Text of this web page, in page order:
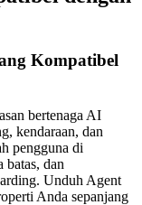
Kompatibel
bertenaga AI
kendaraan, dan
pengguna di
batas, dan
Unduh Agent
Anda sepanjang